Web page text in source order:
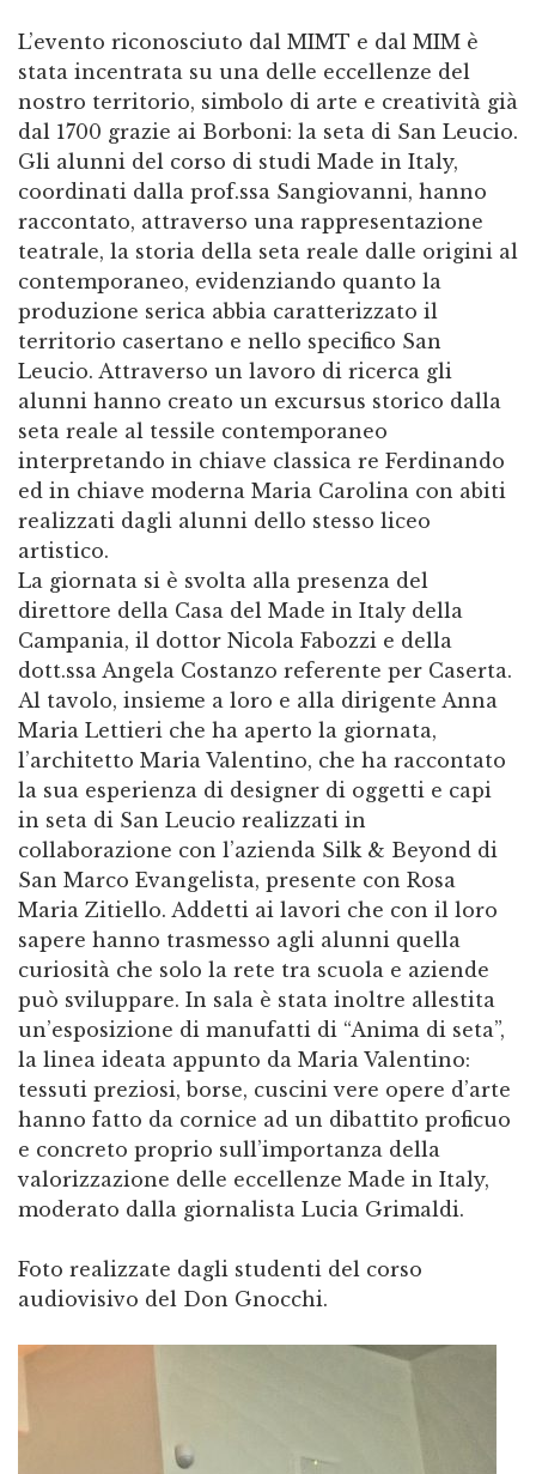
L’evento riconosciuto dal MIMT e dal MIM è
stata incentrata su una delle eccellenze del
nostro territorio, simbolo di arte e creatività già
dal 1700 grazie ai Borboni: la seta di San Leucio.
Gli alunni del corso di studi Made in Italy,
coordinati dalla prof.ssa Sangiovanni, hanno
raccontato, attraverso una rappresentazione
teatrale, la storia della seta reale dalle origini al
contemporaneo, evidenziando quanto la
produzione serica abbia caratterizzato il
territorio casertano e nello specifico San
Leucio. Attraverso un lavoro di ricerca gli
alunni hanno creato un excursus storico dalla
seta reale al tessile contemporaneo
interpretando in chiave classica re Ferdinando
ed in chiave moderna Maria Carolina con abiti
realizzati dagli alunni dello stesso liceo
artistico.
La giornata si è svolta alla presenza del
direttore della Casa del Made in Italy della
Campania, il dottor Nicola Fabozzi e della
dott.ssa Angela Costanzo referente per Caserta.
Al tavolo, insieme a loro e alla dirigente Anna
Maria Lettieri che ha aperto la giornata,
l’architetto Maria Valentino, che ha raccontato
la sua esperienza di designer di oggetti e capi
in seta di San Leucio realizzati in
collaborazione con l’azienda Silk & Beyond di
San Marco Evangelista, presente con Rosa
Maria Zitiello. Addetti ai lavori che con il loro
sapere hanno trasmesso agli alunni quella
curiosità che solo la rete tra scuola e aziende
può sviluppare. In sala è stata inoltre allestita
un’esposizione di manufatti di “Anima di seta”,
la linea ideata appunto da Maria Valentino:
tessuti preziosi, borse, cuscini vere opere d’arte
hanno fatto da cornice ad un dibattito proficuo
e concreto proprio sull’importanza della
valorizzazione delle eccellenze Made in Italy,
moderato dalla giornalista Lucia Grimaldi.
Foto realizzate dagli studenti del corso
audiovisivo del Don Gnocchi.